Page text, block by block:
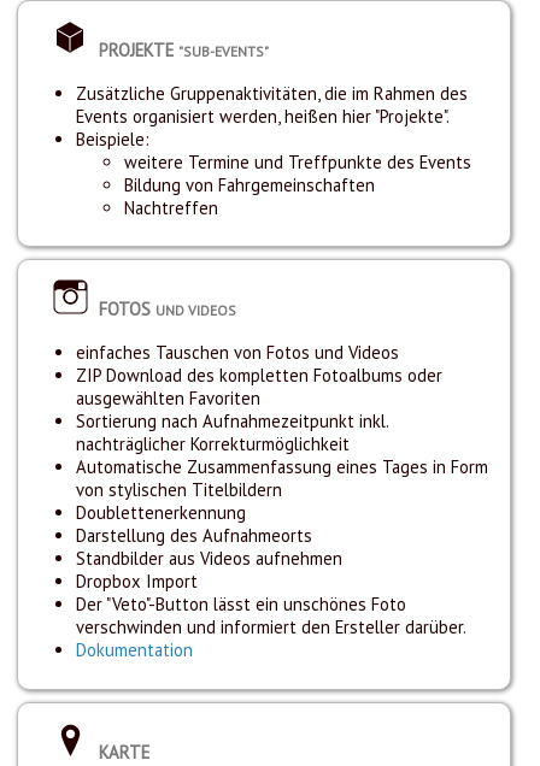
PROJEKTE "SUB-EVENTS"
Zusätzliche Gruppenaktivitäten, die im Rahmen des
Events organisiert werden, heißen hier "Projekte".
Beispiele:
weitere Termine und Treffpunkte des Events
Bildung von Fahrgemeinschaften
Nachtreffen
FOTOS UND VIDEOS
einfaches Tauschen von Fotos und Videos
ZIP Download des kompletten Fotoalbums oder
ausgewählten Favoriten
Sortierung nach Aufnahmezeitpunkt inkl.
nachträglicher Korrekturmöglichkeit
Automatische Zusammenfassung eines Tages in Form
von stylischen Titelbildern
Doublettenerkennung
Darstellung des Aufnahmeorts
Standbilder aus Videos aufnehmen
Dropbox Import
Der "Veto"-Button lässt ein unschönes Foto
verschwinden und informiert den Ersteller darüber.
Dokumentation
KARTE